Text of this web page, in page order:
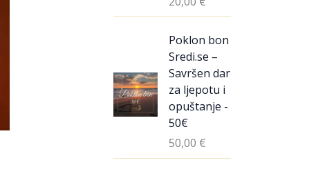
Poklon bon
Sredi.se –
Savršen dar
za ljepotu i
opuštanje -
50€
50,00 €